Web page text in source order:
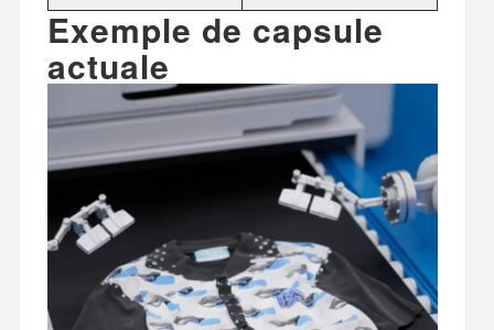
Exemple de capsule
actuale